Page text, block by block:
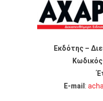
Εκδότης –
Ε-mail :